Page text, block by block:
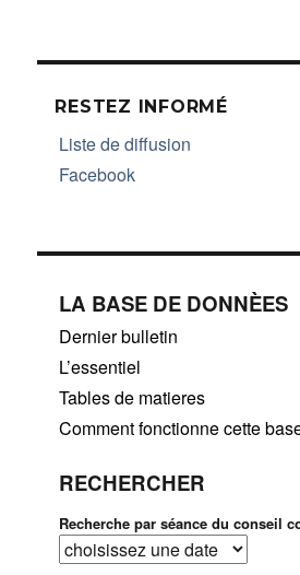
articles
RESTEZ INFORMÉ
Liste de diffusion
Facebook
LA BASE DE DONNÈES
Dernier bulletin
L’essentiel
Tables de matieres
Comment fonctionne cette
RECHERCHER
Recherche par séance du conseil